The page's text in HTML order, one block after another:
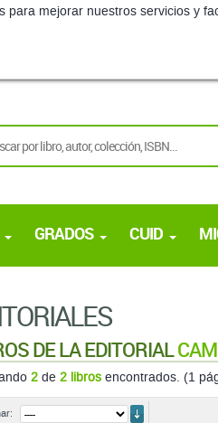
para mejorar nuestros servicios y
GRADOS CUID
DE LA EDITORIAL
2de 2 librosencontrados. (1
ordenar